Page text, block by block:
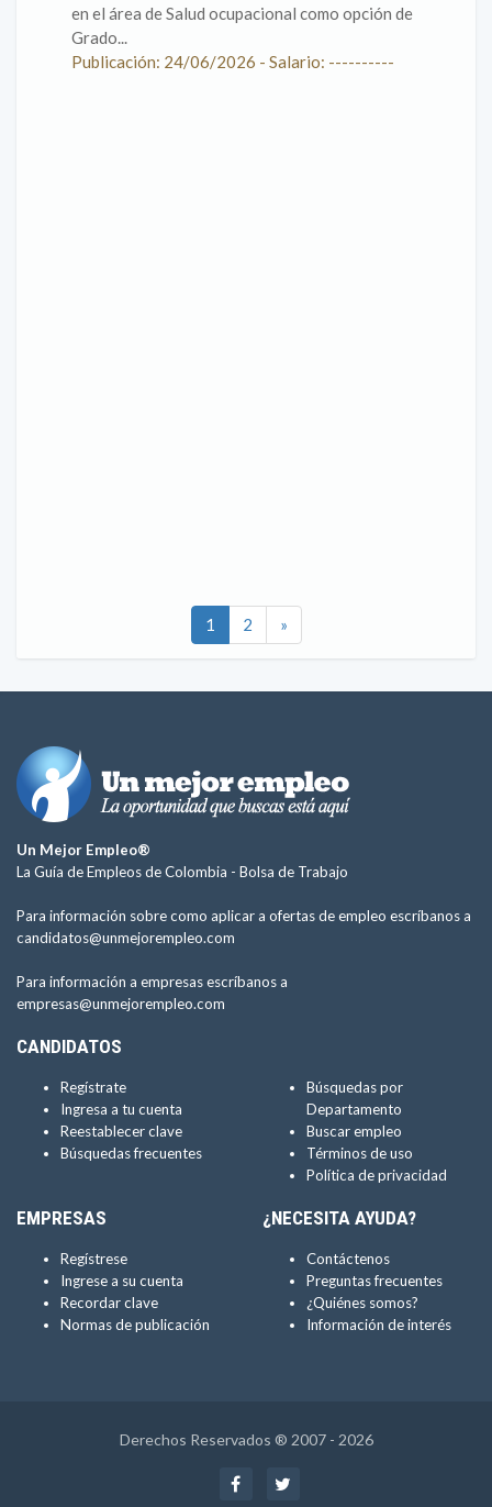
en el área de Salud ocupacional como opción de
Grado...
Publicación: 24/06/2026 - Salario: ----------
1 2 »
Un Mejor Empleo®
La Guía de Empleos de Colombia - Bolsa de Trabajo
Para información sobre como aplicar a ofertas de empleo escríbanos a
candidatos@unmejorempleo.com
Para información a empresas escríbanos a
empresas@unmejorempleo.com
CANDIDATOS
Regístrate
Ingresa a tu cuenta
Reestablecer clave
Búsquedas frecuentes
Búsquedas por
Departamento
Buscar empleo
Términos de uso
Política de privacidad
EMPRESAS
Regístrese
Ingrese a su cuenta
Recordar clave
Normas de publicación
¿NECESITA AYUDA?
Contáctenos
Preguntas frecuentes
¿Quiénes somos?
Información de interés
Derechos Reservados ® 2007 - 2026
Facebook